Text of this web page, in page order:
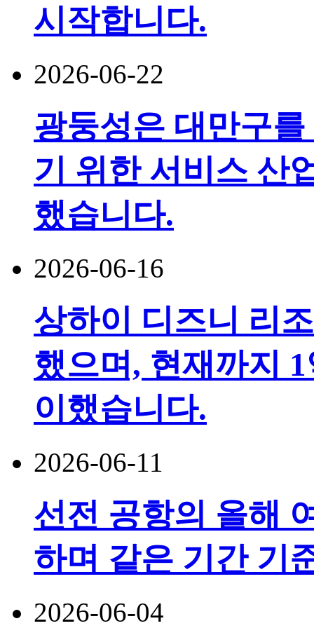
시작합니다.
2026-06-22
광둥성은 대만구
기 위한 서비스 산
했습니다.
2026-06-16
상하이 디즈니 리
했으며, 현재까지
이했습니다.
2026-06-11
선전 공항의 올해
하며 같은 기간 기
2026-06-04